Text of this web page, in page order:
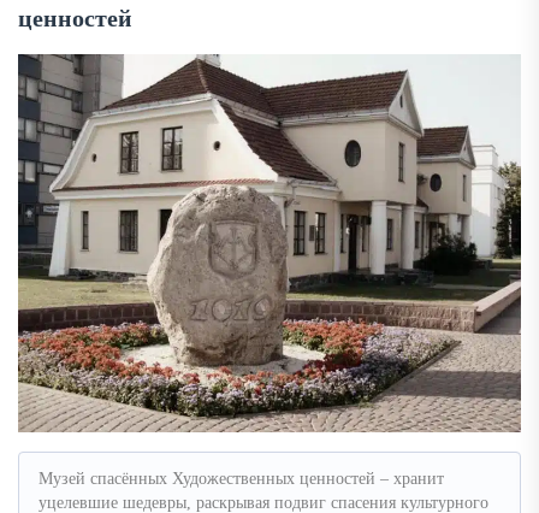
ценностей
Музей спасённых Художественных ценностей – хранит
уцелевшие шедевры, раскрывая подвиг спасения культурного